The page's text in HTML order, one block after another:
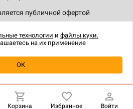
публичной офертой
Корзина Избранное Войти
технологии и файлы куки.
на их применение
OK